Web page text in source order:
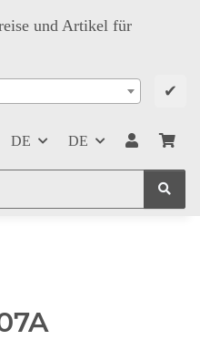
und Artikel für
✔
DE DE